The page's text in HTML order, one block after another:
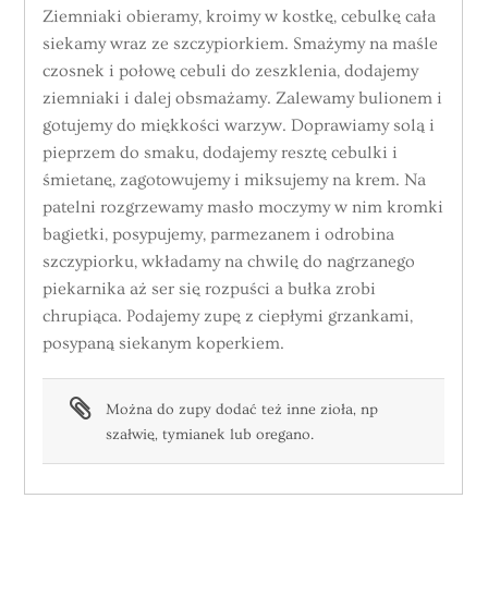
Ziemniaki obieramy, kroimy w kostkę, cebulkę cała
siekamy wraz ze szczypiorkiem. Smażymy na maśle
czosnek i połowę cebuli do zeszklenia, dodajemy
ziemniaki i dalej obsmażamy. Zalewamy bulionem i
gotujemy do miękkości warzyw. Doprawiamy solą i
pieprzem do smaku, dodajemy resztę cebulki i
śmietanę, zagotowujemy i miksujemy na krem. Na
patelni rozgrzewamy masło moczymy w nim kromki
bagietki, posypujemy, parmezanem i odrobina
szczypiorku, wkładamy na chwilę do nagrzanego
piekarnika aż ser się rozpuści a bułka zrobi
chrupiąca. Podajemy zupę z ciepłymi grzankami,
posypaną siekanym koperkiem.
Można do zupy dodać też inne zioła, np
szałwię, tymianek lub oregano.